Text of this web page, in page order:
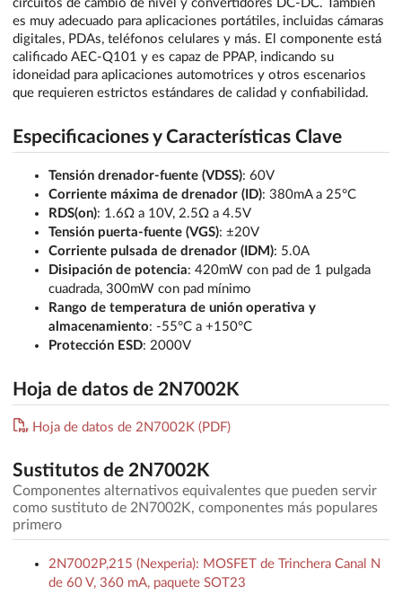
circuitos de cambio de nivel y convertidores DC-DC. También
es muy adecuado para aplicaciones portátiles, incluidas cámaras
digitales, PDAs, teléfonos celulares y más. El componente está
calificado AEC-Q101 y es capaz de PPAP, indicando su
idoneidad para aplicaciones automotrices y otros escenarios
que requieren estrictos estándares de calidad y confiabilidad.
Especificaciones y Características Clave
Tensión drenador-fuente (VDSS): 60V
Corriente máxima de drenador (ID): 380mA a 25°C
RDS(on): 1.6Ω a 10V, 2.5Ω a 4.5V
Tensión puerta-fuente (VGS): ±20V
Corriente pulsada de drenador (IDM): 5.0A
Disipación de potencia: 420mW con pad de 1 pulgada
cuadrada, 300mW con pad mínimo
Rango de temperatura de unión operativa y
almacenamiento: -55°C a +150°C
Protección ESD: 2000V
Hoja de datos de 2N7002K
Hoja de datos de 2N7002K (PDF)
Sustitutos de 2N7002K
Componentes alternativos equivalentes que pueden servir
como sustituto de 2N7002K, componentes más populares
primero
2N7002P,215 (Nexperia): MOSFET de Trinchera Canal N
de 60 V, 360 mA, paquete SOT23